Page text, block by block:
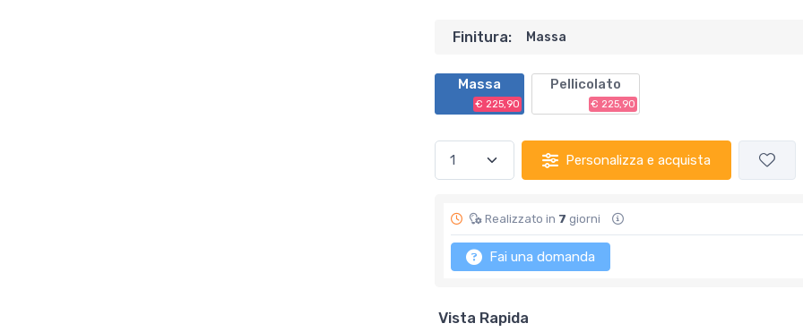
Finitura: Massa
Massa
€ 225,90
Pellicolato
€ 225,90
Personalizza e acquista
Realizzato in 7 giorni
Fai una domanda
Vista Rapida